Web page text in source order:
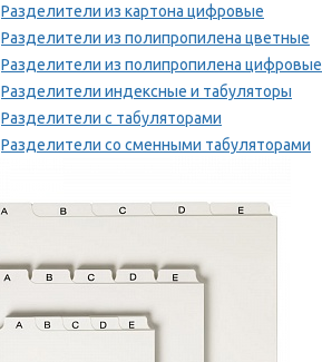
Разделители из картона цифровые
Разделители из полипропилена цветные
Разделители из полипропилена цифровые
Разделители индексные и табуляторы
Разделители с табуляторами
Разделители со сменными табуляторами